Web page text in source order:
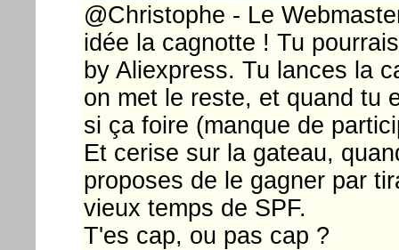
@Christophe - Le
idée la cagnotte ! Tu
by Aliexpress. Tu lances la
on met le reste, et quand tu
si ça foire (manque de
Et cerise sur la gateau,
proposes de le gagner par
vieux temps de SPF.
T'es cap, ou pas cap ?